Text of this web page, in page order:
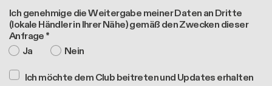
Ich genehmige die Weitergabe meiner Daten an Dritte
(lokale Händler in Ihrer Nähe) gemäß den Zwecken dieser
Anfrage *
Ja
Nein
Ich möchte dem Club beitreten und Updates erhalten